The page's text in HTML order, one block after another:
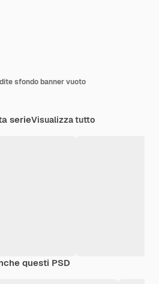
sfondo banner vuoto
serieVisualizza tutto
questi PSD